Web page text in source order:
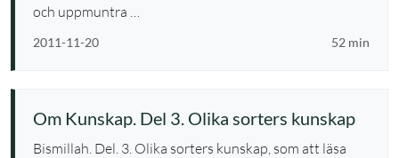
och uppmuntra …
2011-11-20 52 min
Om Kunskap. Del 3. Olika sorters kunskap
Bismillah. Del. 3. Olika sorters kunskap, som att läsa